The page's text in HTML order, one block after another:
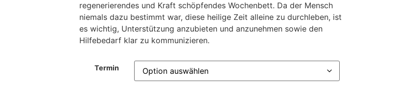
regenerierendes und Kraft schöpfendes Wochenbett. Da der Mensch
niemals dazu bestimmt war, diese heilige Zeit alleine zu durchleben, ist
es wichtig, Unterstützung anzubieten und anzunehmen sowie den
Hilfebedarf klar zu kommunizieren.
Termin